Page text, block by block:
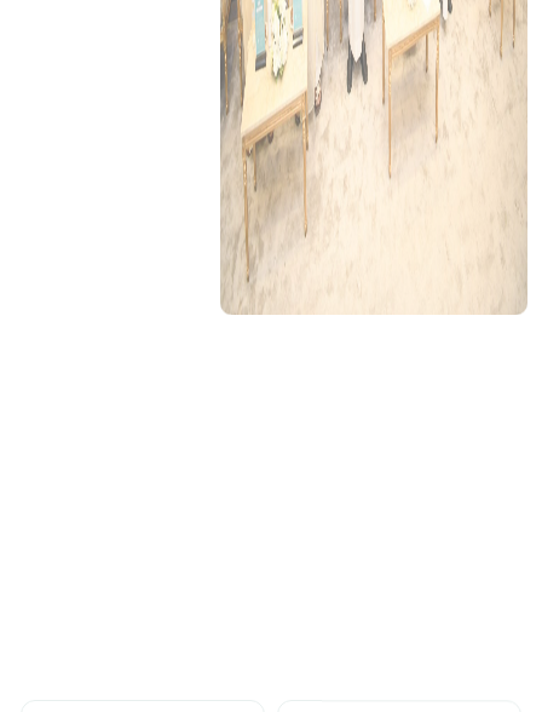
السعودية
برعاية نائب أمير منطقة مكة المكرمة صاحب السمو الملكي
الأمير سعود بن مشعل بن عبدالعزيز آل سعود- حفظه الله- كرّم
وكيل إمارة منطقة مكة المكرمة المساعد للشؤون التنموية
المهندس علاء النفيعي، 68 طالبًا وطالبة من الفائزين بجائزة
بمنطقة مكة المكرمة، وذلك بحضور المدير العام للتعليم بمنطقة
مكة المكرمة الأستاذ عبدالله بن سعد الغنام، ومساعديه عدد من